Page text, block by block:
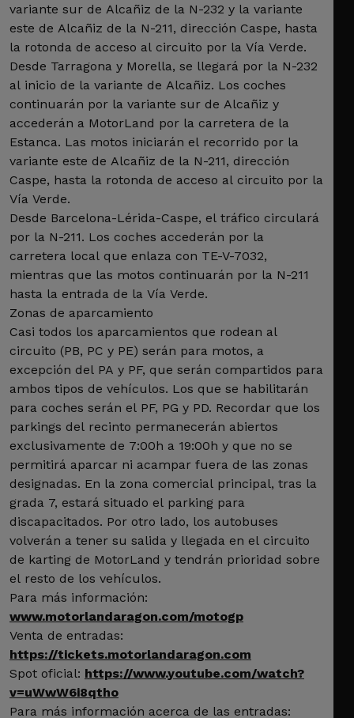
variante sur de Alcañiz de la N-232 y la variante
este de Alcañiz de la N-211, dirección Caspe, hasta
la rotonda de acceso al circuito por la Vía Verde.
Desde Tarragona y Morella, se llegará por la N-232
al inicio de la variante de Alcañiz. Los coches
continuarán por la variante sur de Alcañiz y
accederán a MotorLand por la carretera de la
Estanca. Las motos iniciarán el recorrido por la
variante este de Alcañiz de la N-211, dirección
Caspe, hasta la rotonda de acceso al circuito por la
Vía Verde.
Desde Barcelona-Lérida-Caspe, el tráfico circulará
por la N-211. Los coches accederán por la
carretera local que enlaza con TE-V-7032,
mientras que las motos continuarán por la N-211
hasta la entrada de la Vía Verde.
Zonas de aparcamiento
Casi todos los aparcamientos que rodean al
circuito (PB, PC y PE) serán para motos, a
excepción del PA y PF, que serán compartidos para
ambos tipos de vehículos. Los que se habilitarán
para coches serán el PF, PG y PD. Recordar que los
parkings del recinto permanecerán abiertos
exclusivamente de 7:00h a 19:00h y que no se
permitirá aparcar ni acampar fuera de las zonas
designadas. En la zona comercial principal, tras la
grada 7, estará situado el parking para
discapacitados. Por otro lado, los autobuses
volverán a tener su salida y llegada en el circuito
de karting de MotorLand y tendrán prioridad sobre
el resto de los vehículos.
Para más información:
www.motorlandaragon.com/motogp
Venta de entradas:
https://tickets.motorlandaragon.com
Spot oficial: https://www.youtube.com/watch?
v=uWwW6i8qtho
Para más información acerca de las entradas: